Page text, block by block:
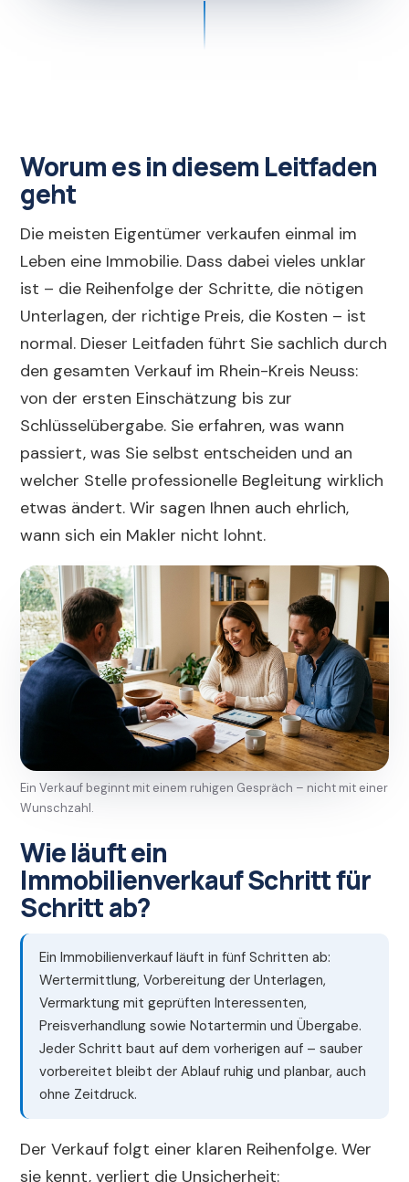
Worum es in diesem Leitfaden
geht
Die meisten Eigentümer verkaufen einmal im
Leben eine Immobilie. Dass dabei vieles unklar
ist – die Reihenfolge der Schritte, die nötigen
Unterlagen, der richtige Preis, die Kosten – ist
normal. Dieser Leitfaden führt Sie sachlich durch
den gesamten Verkauf im Rhein-Kreis Neuss:
von der ersten Einschätzung bis zur
Schlüsselübergabe. Sie erfahren, was wann
passiert, was Sie selbst entscheiden und an
welcher Stelle professionelle Begleitung wirklich
etwas ändert. Wir sagen Ihnen auch ehrlich,
wann sich ein Makler nicht lohnt.
Ein Verkauf beginnt mit einem ruhigen Gespräch – nicht mit einer
Wunschzahl.
Wie läuft ein
Immobilienverkauf Schritt für
Schritt ab?
Ein Immobilienverkauf läuft in fünf Schritten ab:
Wertermittlung, Vorbereitung der Unterlagen,
Vermarktung mit geprüften Interessenten,
Preisverhandlung sowie Notartermin und Übergabe.
Jeder Schritt baut auf dem vorherigen auf – sauber
vorbereitet bleibt der Ablauf ruhig und planbar, auch
ohne Zeitdruck.
Der Verkauf folgt einer klaren Reihenfolge. Wer
sie kennt, verliert die Unsicherheit: